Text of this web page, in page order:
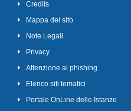
Credits
Mappa del sito
Note Legali
Privacy
Attenzione al phishing
Elenco siti tematici
Portale OnLine delle Istanze